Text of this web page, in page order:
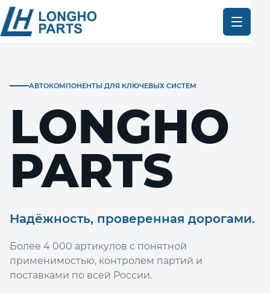
АВТОКОМПОНЕНТЫ ДЛЯ КЛЮЧЕВЫХ СИСТЕМ
LONGHO
PARTS
Надёжность, проверенная дорогами.
Более 4 000 артикулов с понятной
применимостью, контролем партий и
поставками по всей России.